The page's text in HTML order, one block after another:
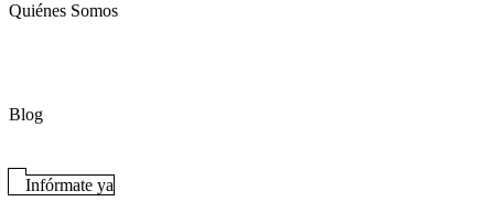
Quiénes Somos
Blog
Infórmate ya